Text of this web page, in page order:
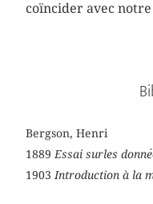
coïncider avec
Bergson, Henri
1889 Essai surles donne
1903 Introduction à la